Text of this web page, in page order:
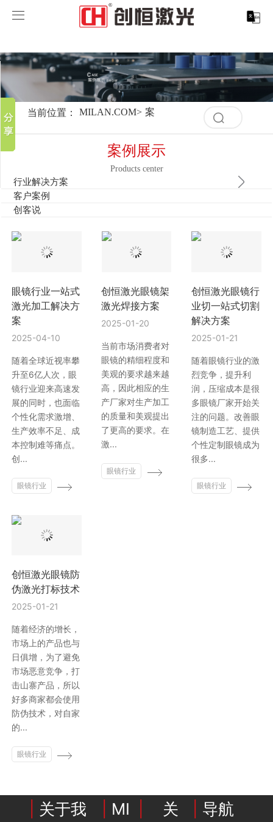
MILAN.COM
MILAN.COM-米兰（中国）
紫外线激光打标机
在线飞行激光打标机
EM-Smart 系列
精密激光切割机
管材激光切割机
创恒激光机械手臂激光焊接机
创恒激光双头双工位铁芯激光焊接机
新能源电机定转子铁芯激光焊接机
创恒激光阀芯焊接工作站
新能源汽车零配件激光焊接机
激光智能生产线
新能源电机定子铁芯激光焊接产线
电机定转子铁芯快速打样加工服务
案例展示
汽车行业激光智能解决方案
水泵风机行业
水暖洁具行业
厨具五金行业
包装赋码及标机
礼品定制
家电行业
模具制造行业中激光加工设备解决方案
低压电气行业
创客说
走进创恒
MILAN.COM
行业动态
MILAN.COM-米兰（中国）
当前位置： MILAN.COM> 案例展示 行业解决方案
史
记
空
案例展示
Products center
行业解决方案
客户案例
创客说
眼镜行业一站式
激光加工解决方
案
2025-04-10
随着全球近视率攀
升至6亿人次，眼
镜行业迎来高速发
展的同时，也面临
个性化需求激增、
生产效率不足、成
本控制难等痛点。
创...
眼镜行业
创恒激光眼镜架
激光焊接方案
2025-01-20
当前市场消费者对
眼镜的精细程度和
美观的要求越来越
高，因此相应的生
产厂家对生产加工
的质量和美观提出
了更高的要求。在
激...
眼镜行业
创恒激光眼镜行
业切一站式切割
解决方案
2025-01-21
随着眼镜行业的激
烈竞争，提升利
润，压缩成本是很
多眼镜厂家开始关
注的问题。改善眼
镜制造工艺、提供
个性定制眼镜成为
很多...
眼镜行业
创恒激光眼镜防
伪激光打标技术
2025-01-21
随着经济的增长，
市场上的产品也与
日俱增，为了避免
市场恶意竞争，打
击山寨产品，所以
好多商家都会使用
防伪技术，对自家
的...
眼镜行业
关于我
MI
关
导航
分享到
微信